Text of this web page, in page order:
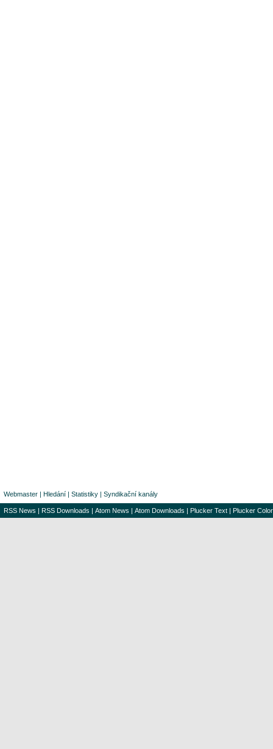
Webmaster | Hledání | Statistiky | Syndikační kanály
RSS News | RSS Downloads | Atom News | Atom Downloads | Plucker Text | Plucker Color